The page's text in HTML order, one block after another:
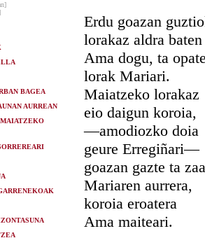
BAGEA
AURREAN
Erdu goazan
lorakaz aldra baten
Ama dogu, ta
lorak Mariari.
Maiatzeko lorakaz
eio daigun koroia,
—amodiozko doia
geure Erregiñari—
goazan gazte ta
Mariaren aurrera,
koroia eroatera
Ama maiteari.